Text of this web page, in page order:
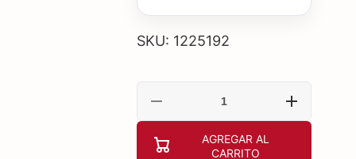
SKU: 1225192
Reducir
TECLADO
LOGITECH
Aumentar
AGREGAR AL
CARRITO